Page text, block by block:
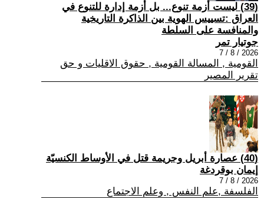
(39) ليست أزمة تنوع... بل أزمة إدارة للتنوع في
العراق :تسييس الهوية بين الذاكرة التاريخية
والمنافسة على السلطة
جوتيار تمر
2026 / 8 / 7
القومية , المسالة القومية , حقوق الاقليات و حق
تقرير المصير
(40) عصارة أبريل وجريمة قتل في الأوساط الكنسيّة
إيمان بوقردغة
2026 / 8 / 7
الفلسفة ,علم النفس , وعلم الاجتماع